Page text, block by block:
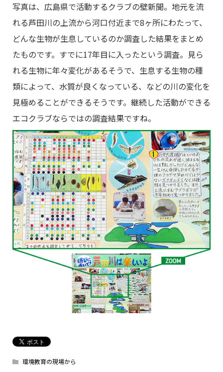
写真は、広島県で活動するクラブの壁新聞。地元を流
れる芦田川の上流から河口付近まで8ヶ所にわたって、
どんな生物が生息しているのか調査した結果をまとめ
たものです。すでに17年目に入ったという調査。見ら
れる生物に年々変化があるそうで、生息する生物の種
類によって、水質が良くなっている、などの川の変化を
見極めることができるそうです。継続した活動ができる
エコクラブならではの調査結果ですね。
環境教育の現場から